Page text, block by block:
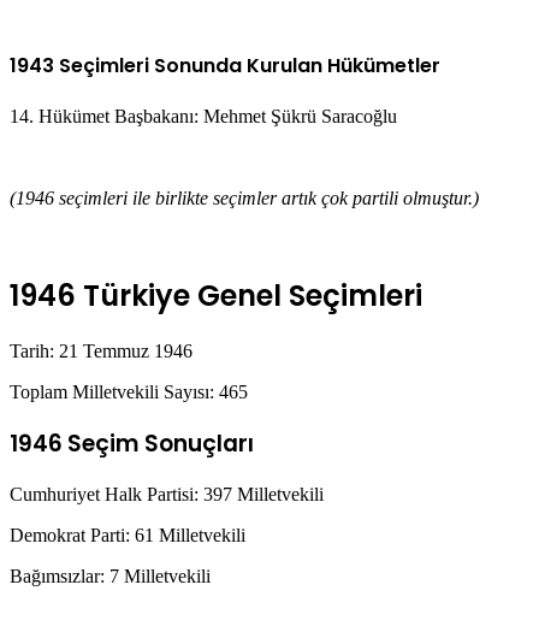
1943 Seçimleri Sonunda Kurulan Hükümetler
14. Hükümet Başbakanı: Mehmet Şükrü Saracoğlu
(1946 seçimleri ile birlikte seçimler artık çok partili olmuştur.)
1946 Türkiye Genel Seçimleri
Tarih: 21 Temmuz 1946
Toplam Milletvekili Sayısı: 465
1946 Seçim Sonuçları
Cumhuriyet Halk Partisi: 397 Milletvekili
Demokrat Parti: 61 Milletvekili
Bağımsızlar: 7 Milletvekili